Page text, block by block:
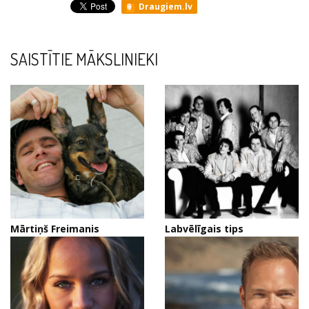
Draugiem.lv
SAISTĪTIE MĀKSLINIEKI
Mārtiņš Freimanis Labvēlīgais tips